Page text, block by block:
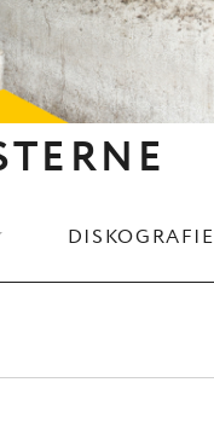
EXPAND SUBMENU
DISKOGRAFIE